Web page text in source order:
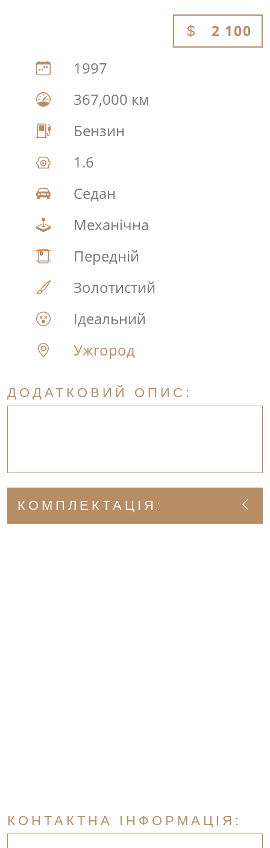
2 100
1997
367,000 км
Бензин
1.6
Седан
Механічна
Передній
Золотистий
Ідеальний
Ужгород
ДОДАТКОВИЙ ОПИС:
КОМПЛЕКТАЦІЯ:
КОНТАКТНА ІНФОРМАЦІЯ: